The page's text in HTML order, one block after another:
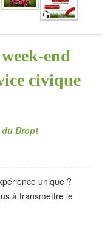
end
civique
du Dropt
unique ?
à transmettre le